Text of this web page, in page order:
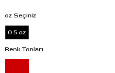
oz Seçiniz
0.5 oz
Renk Tonları